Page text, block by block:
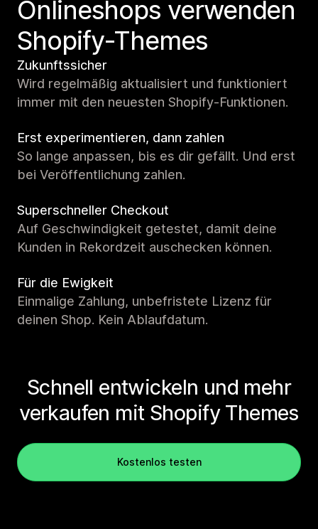
Onlineshops verwenden
Shopify-Themes
Zukunftssicher
Wird regelmäßig aktualisiert und funktioniert
immer mit den neuesten Shopify-Funktionen.
Erst experimentieren, dann zahlen
So lange anpassen, bis es dir gefällt. Und erst
bei Veröffentlichung zahlen.
Superschneller Checkout
Auf Geschwindigkeit getestet, damit deine
Kunden in Rekordzeit auschecken können.
Für die Ewigkeit
Einmalige Zahlung, unbefristete Lizenz für
deinen Shop. Kein Ablaufdatum.
Schnell entwickeln und mehr
verkaufen mit Shopify Themes
Kostenlos testen